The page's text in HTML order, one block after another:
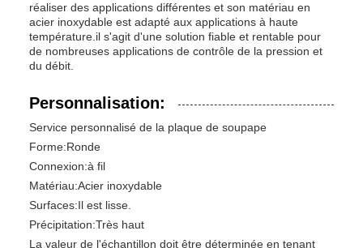
réaliser des applications différentes et son matériau en
acier inoxydable est adapté aux applications à haute
température.il s'agit d'une solution fiable et rentable pour
de nombreuses applications de contrôle de la pression et
du débit.
Personnalisation:
Service personnalisé de la plaque de soupape
Forme:Ronde
Connexion:à fil
Matériau:Acier inoxydable
Surfaces:Il est lisse.
Précipitation:Très haut
La valeur de l'échantillon doit être déterminée en tenant